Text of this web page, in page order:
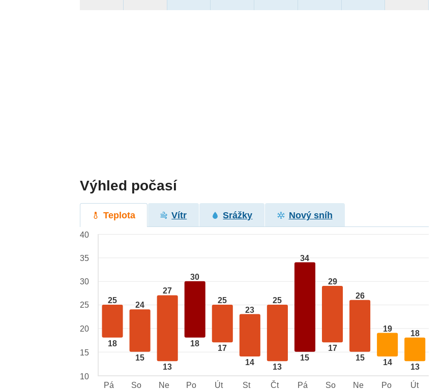
Výhled počasí
Teplota Vítr Srážky Nový sníh
25
18
24
15
27
13
30
18
25
17
23
14
25
13
34
15
29
17
26
15
19
14
18
13
40
35
30
25
20
15
10
Pá
So Ne Po Út St Čt Pá So Ne Po Út